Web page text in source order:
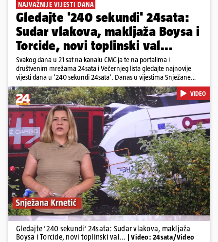
NAJVAŽNIJE VIJESTI DANA
Gledajte '240 sekundi' 24sata:
Sudar vlakova, makljaža Boysa i
Torcide, novi toplinski val...
Svakog dana u 21 sat na kanalu CMC-ja te na portalima i
društvenim mrežama 24sata i Večernjeg lista gledajte najnovije
vijesti dana u '240 sekundi 24sata'. Danas u vijestima Snježane
Krnetić: Željeznička nesreća između kolodvora Sveti Ivan Žabno i
Gradec, masovna tučnjava Boysa i Torcide, prijeti nestašica vode
kraj Požege...
Pokretanje videa...
VIDEO
Gledajte '240 sekundi' 24sata: Sudar vlakova, makljaža
Boysa i Torcide, novi toplinski val...
| Video: 24sata/Video